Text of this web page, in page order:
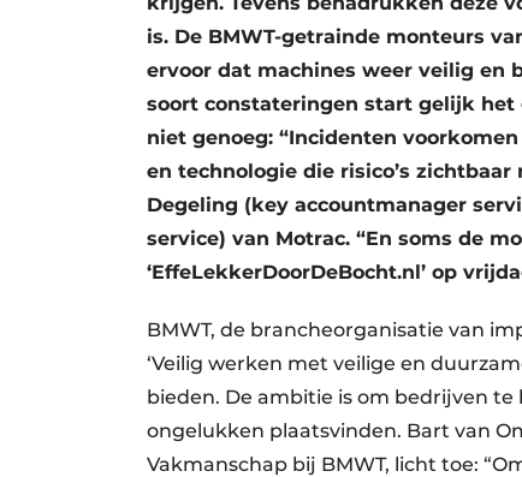
is. De BMWT-getrainde monteurs
ervoor dat machines weer veilig en
soort constateringen start gelijk
niet genoeg: “Incidenten
en technologie die risico’s
Degeling (key accountmanager
service) van Motrac. “En soms de
‘EffeLekkerDoorDeBocht.nl’ op
BMWT, de brancheorganisatie van
‘Veilig werken met veilige en
bieden. De ambitie is om bedrijven
ongelukken plaatsvinden. Bart van
Vakmanschap bij BMWT, licht toe: